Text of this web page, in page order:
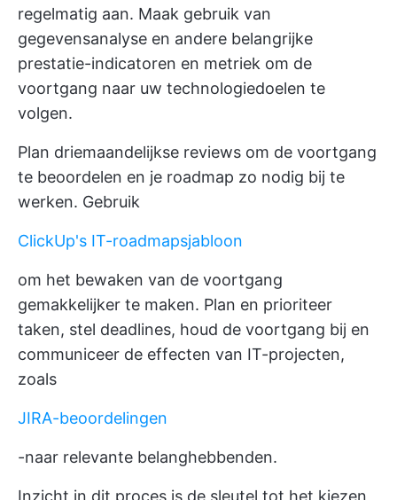
regelmatig aan. Maak gebruik van
gegevensanalyse en andere belangrijke
prestatie-indicatoren en metriek om de
voortgang naar uw technologiedoelen te
volgen.
Plan driemaandelijkse reviews om de voortgang
te beoordelen en je roadmap zo nodig bij te
werken. Gebruik
ClickUp's IT-roadmapsjabloon
om het bewaken van de voortgang
gemakkelijker te maken. Plan en prioriteer
taken, stel deadlines, houd de voortgang bij en
communiceer de effecten van IT-projecten,
zoals
JIRA-beoordelingen
-naar relevante belanghebbenden.